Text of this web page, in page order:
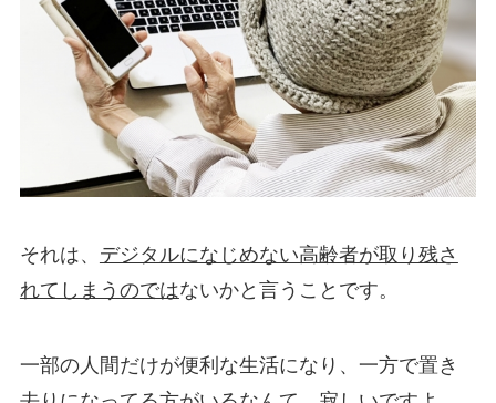
それは、 デジタルになじめない高齢者が取り残さ
れてしまうのではないかと言うことです。
一部の人間だけが便利な生活になり、一方で置き